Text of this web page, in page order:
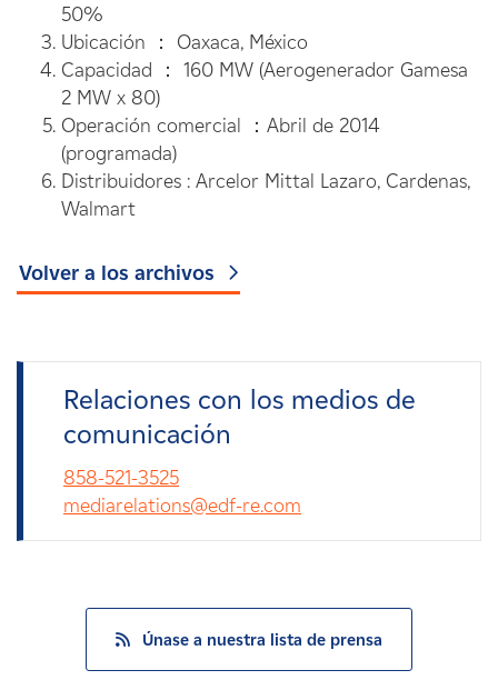
50%
Ubicación ： Oaxaca, México
Capacidad ： 160 MW (Aerogenerador Gamesa
2 MW x 80)
Operación comercial ：Abril de 2014
(programada)
Distribuidores : Arcelor Mittal Lazaro, Cardenas,
Walmart
Volver a los archivos
Relaciones con los medios de
comunicación
858-521-3525
mediarelations@edf-re.com
Únase a nuestra lista de prensa